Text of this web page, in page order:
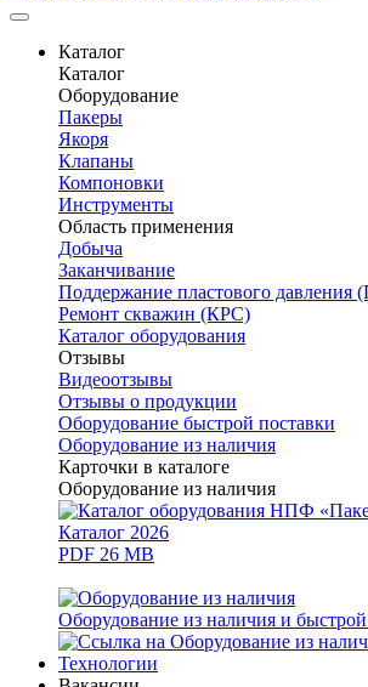
Каталог
Каталог
Оборудование
Пакеры
Якоря
Клапаны
Компоновки
Инструменты
Область применения
Добыча
Заканчивание
Поддержание пластового давления
Ремонт скважин (КРС)
Каталог оборудования
Отзывы
Видеоотзывы
Отзывы о продукции
Оборудование быстрой поставки
Оборудование из наличия
Карточки в каталоге
Оборудование из наличия
Каталог 2026
PDF 26 MB
Оборудование из наличия и
Технологии